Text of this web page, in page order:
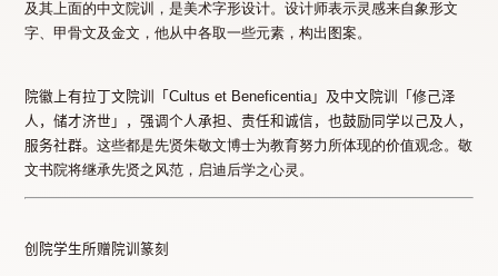
及其上面的中文院训，是美术字形设计。设计师表示灵感来自象形文
字、甲骨文及金文，他从中各取一些元素，构出图案。
院徽上有拉丁文院训「Cultus et Beneficentia」及中文院训「修己泽
人，储才济世」，强调个人承担、责任和诚信，也鼓励同学以己及人，
服务社群。这些都是先贤朱敬文博士为教育努力所体现的价值观念。敬
文书院将继承先贤之风范，启迪后学之心灵。
创院学生所赠院训篆刻